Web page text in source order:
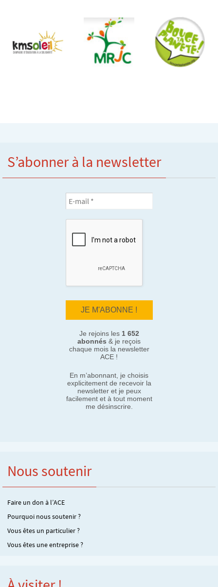
S’abonner à la newsletter
Je rejoins les 1 652
abonnés & je reçois
chaque mois la newsletter
ACE !
En m’abonnant, je choisis
explicitement de recevoir la
newsletter et je peux
facilement et à tout moment
me désinscrire.
Nous soutenir
Faire un don à l’ACE
Pourquoi nous soutenir ?
Vous êtes un particulier ?
Vous êtes une entreprise ?